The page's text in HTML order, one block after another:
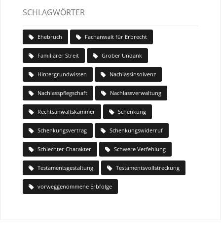
SCHLAGWÖRTER
Ehebruch Fachanwalt für Erbrecht
Familiärer Streit Grober Undank
Hintergrundwissen Nachlassinsolvenz
Nachlasspflegschaft Nachlassverwaltung
Rechtsanwaltskammer Schenkung
Schenkungsvertrag Schenkungswiderruf
Schlechter Charakter Schwere Verfehlung
Testamentsgestaltung Testamentsvollstreckung
vorweggenommene Erbfolge